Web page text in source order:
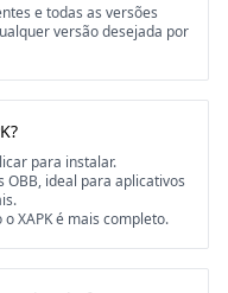
e todas as versões
versão desejada por
para instalar.
OBB, ideal para aplicativos
XAPK é mais completo.